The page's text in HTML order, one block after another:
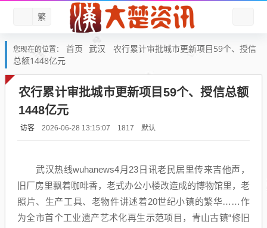
繁
您现在的位置： 首页 武汉
农行累计审批城市更新项目59个、授信
总额1448亿元
农行累计审批城市更新项目59个、授信总额
1448亿元
访客 2026-06-28 13:15:07 1817 默认
武汉热线wuhanews4月23日讯老民居里传来吉他声，
旧厂房里飘着咖啡香，老式办公小楼改造成的博物馆里，老
照片、生产工具、老物件讲述着20世纪小镇的繁华……作
为全市首个工业遗产艺术化再生示范项目，青山古镇“修旧